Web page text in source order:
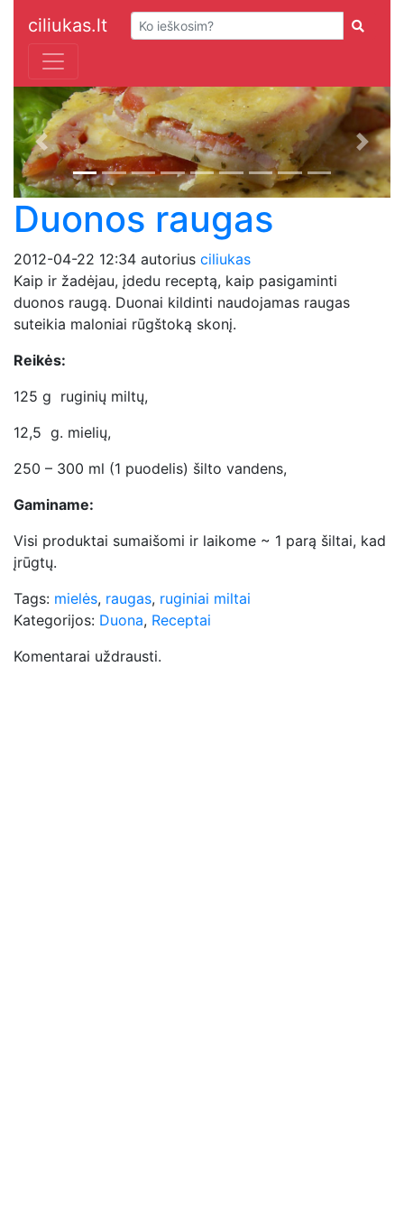
ciliukas.lt
Previous Next
Duonos raugas
2012-04-22 12:34 autorius ciliukas
Kaip ir žadėjau, įdedu receptą, kaip pasigaminti
duonos raugą. Duonai kildinti naudojamas raugas
suteikia maloniai rūgštoką skonį.
Reikės:
125 g ruginių miltų,
12,5 g. mielių,
250 – 300 ml (1 puodelis) šilto vandens,
Gaminame:
Visi produktai sumaišomi ir laikome ~ 1 parą šiltai, kad
įrūgtų.
Tags: mielės, raugas, ruginiai miltai
Kategorijos: Duona, Receptai
Komentarai uždrausti.